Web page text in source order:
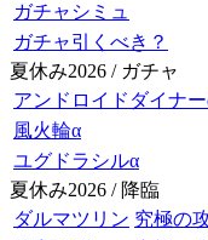
ガチャシミュ
ガチャ引くべき？
夏休み2026 / ガチャ
アンドロイドダイナ
風火輪α
ユグドラシルα
夏休み2026 / 降臨
ダルマツリン 究極の